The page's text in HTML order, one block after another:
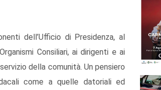
dell’Ufficio di Presidenza, al
Consiliari, ai dirigenti e ai
della comunità. Un pensiero
come a quelle datoriali ed